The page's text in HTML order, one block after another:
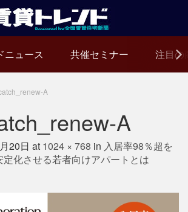
ニュース 共催セミナー 注目の
A
A
20日 at 1024 × 768 in 入居率98％超を
化させる若者向けアパートとは